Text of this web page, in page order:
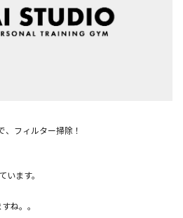
、フィルター掃除！
ます。
ね。。